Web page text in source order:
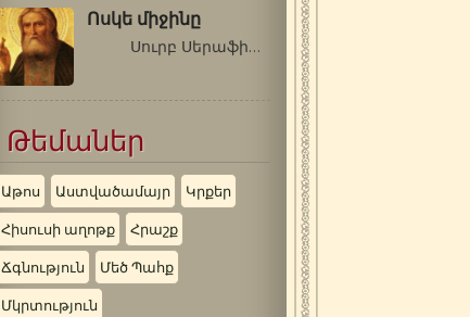
Ոսկե միջինը
Սուրբ Սերաֆիմ Սարովացի (1759-1833…
Թեմաներ
Աթոս Աստվածամայր Կրքեր
Հիսուսի աղոթք Հրաշք
Ճգնություն Մեծ Պահք
Մկրտություն